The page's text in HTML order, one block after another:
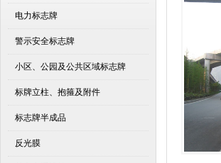
电力标志牌
警示安全标志牌
小区、公园及公共区域标志牌
标牌立柱、抱箍及附件
标志牌半成品
反光膜